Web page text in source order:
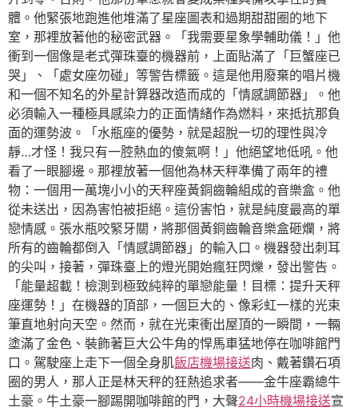
體。他緊張地跑進他堆滿了星座圖表和過期甜甜圈的地下
室，那裡放著他的秘密武器。「我需要星象學輔助儀！」他
衝到一個像是老式彈珠臺的機器前，上面貼滿了「巨蟹座已
哭」、「處女座勿碰」等警告標籤。這是他用廢棄的唱片機
和一個不知名的外星計算器改造而成的「情感調節器」。他
必須輸入一種極具感染力的正面情緒作為燃料，來抵抗那負
面的運勢波。「水瓶座的優勢，就是超脫一切的理性與冷
靜…才怪！我只有一腔熱血的傻氣啊！」他絕望地低吼。他
看了一眼腳邊。那裡放著一個他為林天秤準備了兩年的禮
物：一個用一萬塊小小的天秤座黃銅齒輪組成的音樂盒。他
從未送出，因為害怕被拒絕。這份害怕，就是純度最高的單
戀情感。張水瓶咬緊牙關，將那個黃銅齒輪音樂盒砸爛，將
所有的齒輪都倒入「情感調節器」的輸入口。機器發出刺耳
的尖叫，接著，彈珠臺上的燈光開始瘋狂閃爍，發出警告。
「能量超載！檢測到極致純粹的單戀能量！目標：提升天秤
座運勢！」在機器的頂部，一個巨大的、像彩虹一樣的光束
筆直地射向天空。然而，就在光束衝出屋頂的一瞬間，一輛
塗滿了金色、裝飾著巨大公牛角的悍馬車猛地停在咖啡館門
口。駕駛座上走下一個全身肌飯店機場接送肉、戴著鑽石項
圈的男人，那人正是林天秤的狂熱追求者——金牛座霸總牛
土豪。牛土豪一腳踢開咖啡館的門，大聲24小時機場接送宣